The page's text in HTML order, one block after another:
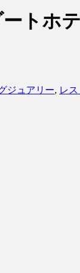
トホ
ジュアリー, レ